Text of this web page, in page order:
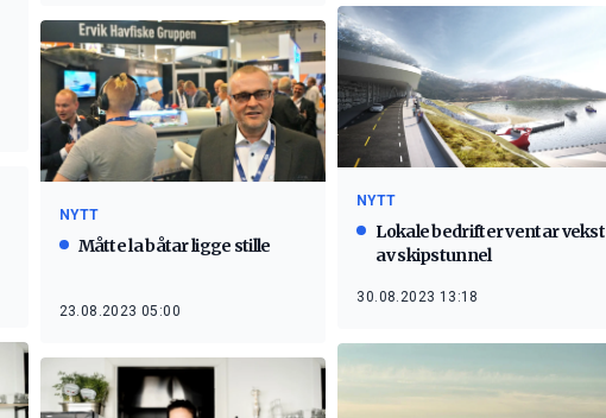
NYTT
Lokale bedrifter ventar vekst
av skipstunnel
30.08.2023 13:18
NYTT
Måtte la båtar ligge stille
23.08.2023 05:00